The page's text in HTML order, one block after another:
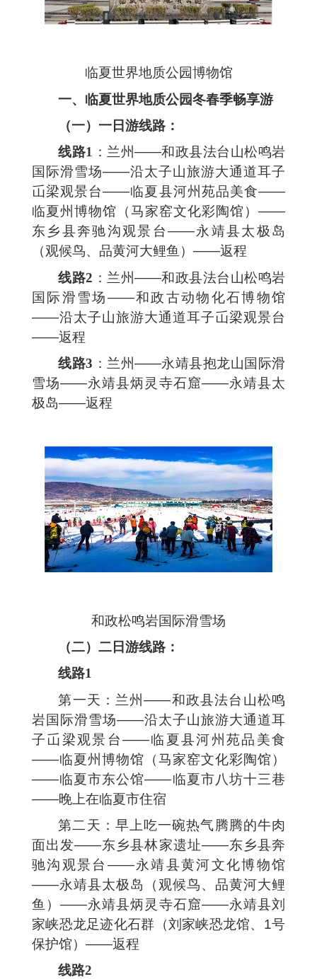
临夏世界地质公园博物馆
一、临夏世界地质公园冬春季畅享游
（一）一日游线路：
线路1 ：兰州——和政县法台山松鸣岩
国际滑雪场——沿太子山旅游大通道耳子
屲梁观景台——临夏县河州苑品美食——
临夏州博物馆（马家窑文化彩陶馆）——
东乡县奔驰沟观景台——永靖县太极岛
（观候鸟、品黄河大鲤鱼）——返程
线路2 ：兰州——和政县法台山松鸣岩
国际滑雪场——和政古动物化石博物馆
——沿太子山旅游大通道耳子屲梁观景台
——返程
线路3 ：兰州——永靖县抱龙山国际滑
雪场——永靖县炳灵寺石窟——永靖县太
极岛——返程
和政松鸣岩国际滑雪场
（二）二日游线路：
线路1
第一天：兰州——和政县法台山松鸣
岩国际滑雪场——沿太子山旅游大通道耳
子屲梁观景台——临夏县河州苑品美食
——临夏州博物馆（马家窑文化彩陶馆）
——临夏市东公馆——临夏市八坊十三巷
——晚上在临夏市住宿
第二天：早上吃一碗热气腾腾的牛肉
面出发——东乡县林家遗址——东乡县奔
驰沟观景台——永靖县黄河文化博物馆
——永靖县太极岛（观候鸟、品黄河大鲤
鱼）——永靖县炳灵寺石窟——永靖县刘
家峡恐龙足迹化石群（刘家峡恐龙馆、1号
保护馆）——返程
线路2